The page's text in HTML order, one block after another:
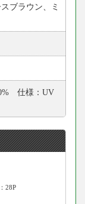
ブラウン、ミ
仕様：UV
28P